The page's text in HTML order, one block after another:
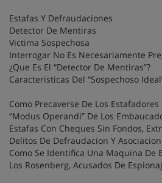
Estafas Y Defraudaciones
Detector De Mentiras
Victima Sospechosa
Interrogar No Es Necesariamente
¿Que Es El “Detector De Mentiras”?
Caracteristicas Del “Sospechoso
Como Precaverse De Los Estafadores
“Modus Operandi” De Los
Estafas Con Cheques Sin Fondos,
Delitos De Defraudacion Y
Como Se Identifica Una Maquina De
Los Rosenberg, Acusados De